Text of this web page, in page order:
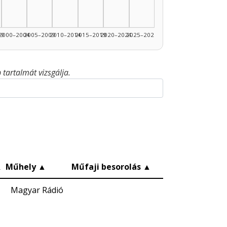
2005–20092010–20142015–20192020–20242025–2026
tartalmát vizsgálja.
Műhely ▲ Műfaji besorolás ▲
Magyar Rádió